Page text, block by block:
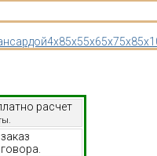
4x85x55x65x75x8
расчет